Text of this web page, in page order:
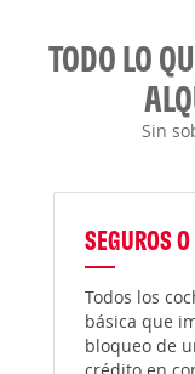
TODO LO
Sin
SEGUROS
Todos los
básica que
bloqueo de